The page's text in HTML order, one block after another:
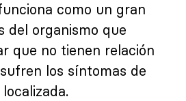
como un gran
del organismo que
que no tienen relación
los síntomas de